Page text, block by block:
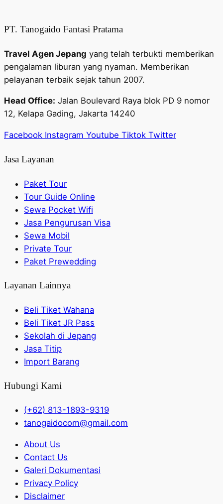
PT. Tanogaido Fantasi Pratama
Travel Agen Jepang yang telah terbukti memberikan
pengalaman liburan yang nyaman. Memberikan
pelayanan terbaik sejak tahun 2007.
Head Office: Jalan Boulevard Raya blok PD 9 nomor
12, Kelapa Gading, Jakarta 14240
Facebook Instagram Youtube Tiktok Twitter
Jasa Layanan
Paket Tour
Tour Guide Online
Sewa Pocket Wifi
Jasa Pengurusan Visa
Sewa Mobil
Private Tour
Paket Prewedding
Layanan Lainnya
Beli Tiket Wahana
Beli Tiket JR Pass
Sekolah di Jepang
Jasa Titip
Import Barang
Hubungi Kami
(+62) 813-1893-9319
tanogaidocom@gmail.com
About Us
Contact Us
Galeri Dokumentasi
Privacy Policy
Disclaimer